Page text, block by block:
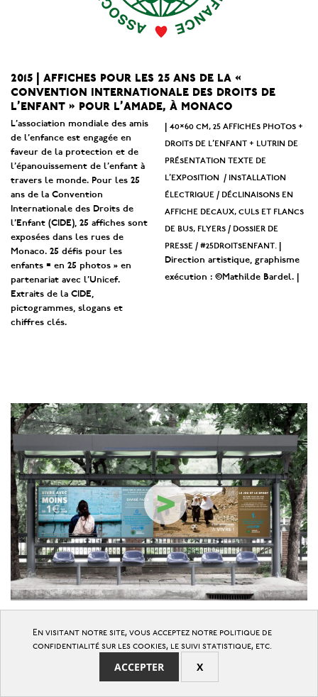
En visitant notre site, vous acceptez notre politique de
confidentialité sur les cookies, le suivi statistique, etc.
ACCEPTER X
2015 | affiches pour les 25 ans de la «
convention internationale des droits de
l’enfant » pour l’amade, à monaco
L’association mondiale des amis
de l’enfance est engagée en
faveur de la protection et de
l’épanouissement de l’enfant à
travers le monde. Pour les 25
ans de la Convention
Internationale des Droits de
l’Enfant (CIDE), 25 affiches sont
exposées dans les rues de
Monaco. 25 défis pour les
enfants = en 25 photos » en
partenariat avec l’Unicef.
Extraits de la CIDE,
pictogrammes, slogans et
chiffres clés.
|40×60 cm, 25 affiches photos +
droits de l’enfant + lutrin de
présentation texte de
l’exposition / installation
électrique / déclinaisons en
affiche decaux, culs et flancs
de bus, flyers / dossier de
presse / #25droitsenfant.
Direction artistique, graphisme
exécution : ©Mathilde Bardel. |
>